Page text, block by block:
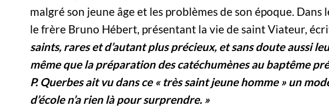
malgré son jeune âge et les problèmes de son époque.
le frère Bruno Hébert, présentant la vie de saint Viateur,
saints, rares et d’autant plus précieux, et sans doute aussi
même que la préparation des catéchumènes au baptême
P. Querbes ait vu dans ce « très saint jeune homme » un
d’école n’a rien là pour surprendre. »